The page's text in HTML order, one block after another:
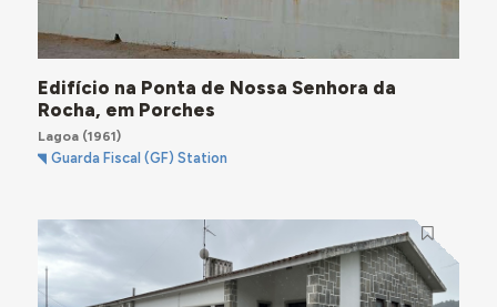
Edifício na Ponta de Nossa Senhora da
Rocha, em Porches
Lagoa(1961)
Guarda Fiscal (GF) Station